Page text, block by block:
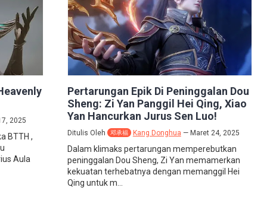
2025
BTTH ,
Aula
Pertarungan Epik Di Peninggalan Dou
Sheng: Zi Yan Panggil Hei Qing, Xiao
Yan Hancurkan Jurus Sen Luo!
Ditulis Oleh 邓承福 Kang Donghua Maret 24, 2025
Dalam klimaks pertarungan memperebutkan
peninggalan Dou Sheng, Zi Yan memamerkan
kekuatan terhebatnya dengan memanggil Hei
Qing untuk m...